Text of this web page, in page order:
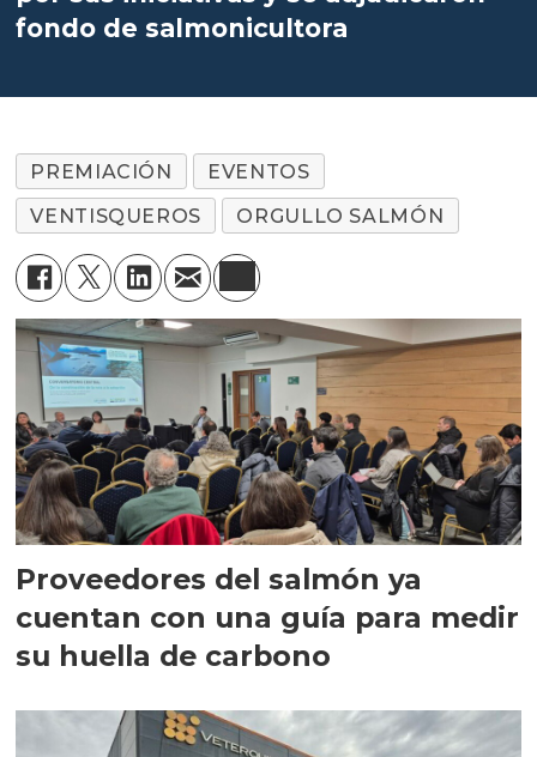
fondo de salmonicultora
PREMIACIÓN
EVENTOS
VENTISQUEROS
ORGULLO SALMÓN
Proveedores del salmón ya
cuentan con una guía para medir
su huella de carbono